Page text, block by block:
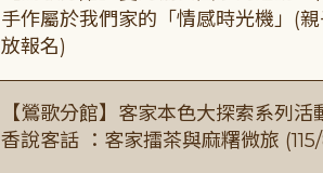
手作屬於我們家的「情感時光機」(
放報名)
【鶯歌分館】客家本色大探索系列
香說客話 ：客家擂茶與麻糬微旅